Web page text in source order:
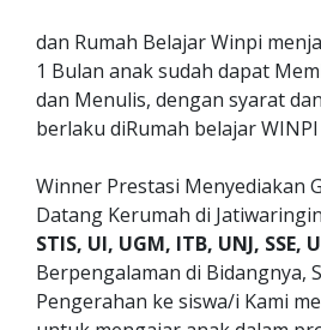
dan Rumah Belajar Winpi
1 Bulan anak sudah dapat
dan Menulis, dengan syarat
berlaku diRumah belajar WINPI
Winner Prestasi Menyediakan
Datang Kerumah di
STIS, UI, UGM, ITB, UNJ, SSE,
Berpengalaman di Bidangnya,
Pengerahan ke siswa/i Kami